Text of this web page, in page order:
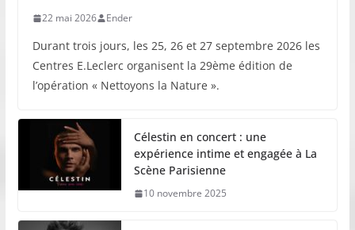
22 mai 2026 Ender
Durant trois jours, les 25, 26 et 27 septembre 2026 les
Centres E.Leclerc organisent la 29ème édition de
l’opération « Nettoyons la Nature ».
Célestin en concert : une
expérience intime et engagée à La
Scène Parisienne
10 novembre 2025